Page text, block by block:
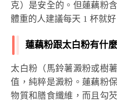
克）是安全的。但蓮藕粉
體重的人建議每天 1 杯就
蓮藕粉跟太白粉有什
太白粉（馬鈴薯澱粉或樹
值，純粹是澱粉。蓮藕粉
物質和膳食纖維，而且勾